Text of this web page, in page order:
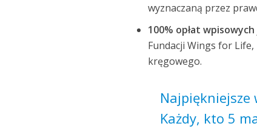
wyznaczaną przez
100% opłat
Fundacji Wings for
kręgowego.
Najpiękniejsze
Każdy, kto 5